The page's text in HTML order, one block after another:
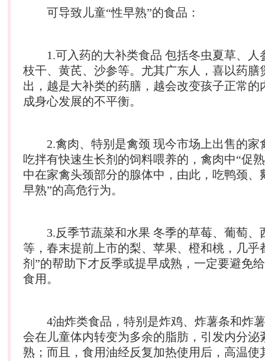
可导致儿童“性早熟”的食品：
1.可入药的大补类食品 包括冬虫夏草、人
枝干、黄芪、沙参等。尤其广东人，喜以药膳
出，越是大补类的药膳，越会改变孩子正常的
成身心发展的不平衡。
2.禽肉、特别是禽颈 现今市场上出售的家
吃拌有快速生长剂的饲料喂养的，禽肉中“促
中在家禽头颈部分的腺体中，由此，吃鸭颈、
早熟”的高危行为。
3.反季节蔬菜和水果 冬季的草莓、葡萄、
等，春末提前上市的梨、苹果、橙和桃，几乎
剂”的帮助下才反季或提早成熟，一定要避免
食用。
4油炸类食品，特别是炸鸡、炸薯条和炸薯
会在儿童体内转变为多余的脂肪，引发内分泌
熟；而且，食用油经反复加热使用后，高温使